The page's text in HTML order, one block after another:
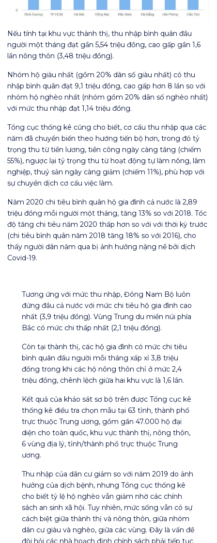
Nếu tính tại khu vực thành thị, thu nhập bình quân đầu
người một tháng đạt gần 5,54 triệu đồng, cao gấp gần 1,6
lần nông thôn (3,48 triệu đồng).
Nhóm hộ giàu nhất (gồm 20% dân số giàu nhất) có thu
nhập bình quân đạt 9,1 triệu đồng, cao gấp hơn 8 lần so với
nhóm hộ nghèo nhất (nhóm gồm 20% dân số nghèo nhất)
với mức thu nhập đạt 1,14 triệu đồng.
Tổng cục thống kê cũng cho biết, cơ cấu thu nhập qua các
năm đã chuyển biến theo hướng tiến bộ hơn, trong đó tỷ
trọng thu từ tiền lương, tiền công ngày càng tăng (chiếm
55%), ngược lại tỷ trọng thu từ hoạt động tự làm nông, lâm
nghiệp, thuỷ sản ngày càng giảm (chiếm 11%), phù hợp với
sự chuyển dịch cơ cấu việc làm.
Năm 2020 chi tiêu bình quân hộ gia đình cả nước là 2,89
triệu đồng mỗi người một tháng, tăng 13% so với 2018. Tốc
độ tăng chi tiêu năm 2020 thấp hơn so với với thời kỳ trước
(chi tiêu bình quân năm 2018 tăng 18% so với 2016), cho
thấy người dân năm qua bị ảnh hưởng nặng nề bởi dịch
Covid-19.
Tương ứng với mức thu nhập, Đông Nam Bộ luôn
đứng đầu cả nước với mức chi tiêu hộ gia đình cao
nhất (3,9 triệu đồng). Vùng Trung du miền núi phía
Bắc có mức chi thấp nhất (2,1 triệu đồng).
Còn tại thành thị, các hộ gia đình có mức chi tiêu
bình quân đầu người mỗi tháng xấp xỉ 3,8 triệu
đồng trong khi các hộ nông thôn chỉ ở mức 2,4
triệu đồng, chênh lệch giữa hai khu vực là 1,6 lần.
Kết quả của khảo sát sơ bộ trên được Tổng cục kê
thống kê điều tra chọn mẫu tại 63 tỉnh, thành phố
trực thuộc Trung ương, gồm gần 47.000 hộ đại
diện cho toàn quốc, khu vực thành thị, nông thôn,
6 vùng địa lý, tỉnh/thành phố trực thuộc Trung
ương.
Thu nhập của dân cư giảm so với năm 2019 do ảnh
hưởng của dịch bệnh, nhưng Tổng cục thống kê
cho biết tỷ lệ hộ nghèo vẫn giảm nhờ các chính
sách an sinh xã hội. Tuy nhiên, mức sống vẫn có sự
cách biệt giữa thành thị và nông thôn, giữa nhóm
dân cư giàu và nghèo, giữa các vùng. Đây là vấn đề
đòi hỏi các nhà hoạch định chính sách phải tiếp tục